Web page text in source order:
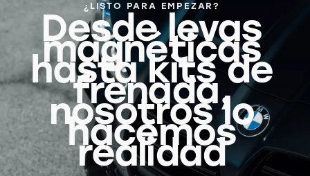
¿LISTO PARA EMPEZAR?
Desde levas
magnéticas
hasta kits de
frenada,
nosotros lo
hacemos
realidad